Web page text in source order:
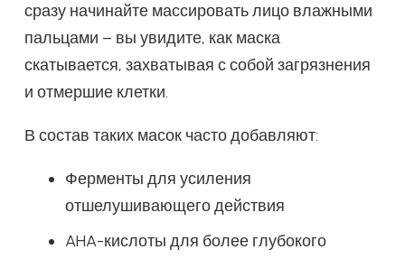
сразу начинайте массировать лицо влажными
пальцами – вы увидите, как маска
скатывается, захватывая с собой загрязнения
и отмершие клетки.
В состав таких масок часто добавляют:
Ферменты для усиления
отшелушивающего действия
AHA-кислоты для более глубокого